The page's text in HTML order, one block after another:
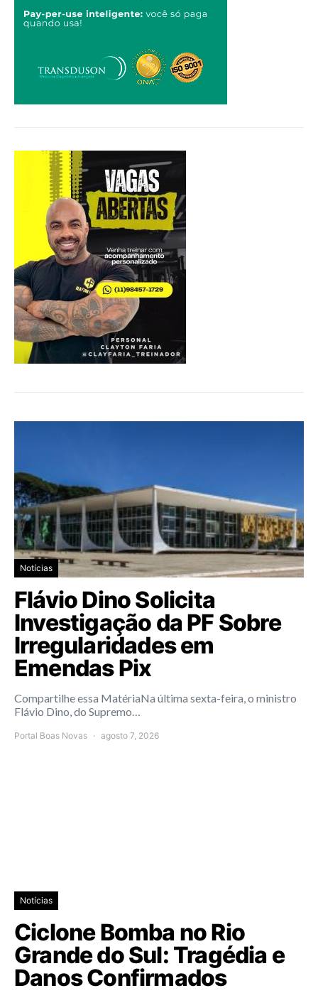
Notícias
Flávio Dino Solicita
Investigação da PF Sobre
Irregularidades em
Emendas Pix
Compartilhe essa MatériaNa última sexta-feira, o ministro
Flávio Dino, do Supremo…
Portal Boas Novas agosto 7, 2026
Notícias
Ciclone Bomba no Rio
Grande do Sul: Tragédia e
Danos Confirmados